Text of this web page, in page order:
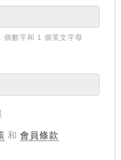
數字和 1 個英文字母
和 會員條款